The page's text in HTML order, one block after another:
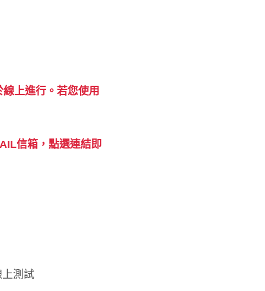
上進行。若您使用
信箱，點選連結即
測試